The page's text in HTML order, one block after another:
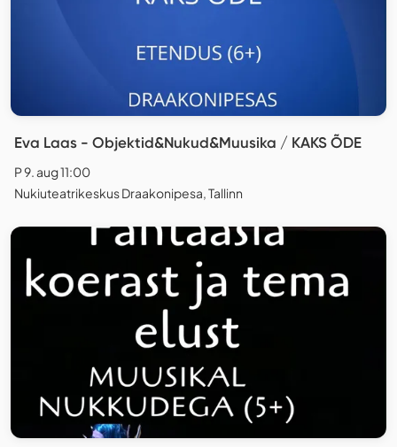
Eva Laas - Objektid&Nukud&Muusika / KAKS ÕDE
P 9. aug 11:00
Nukiuteatrikeskus Draakonipesa, Tallinn